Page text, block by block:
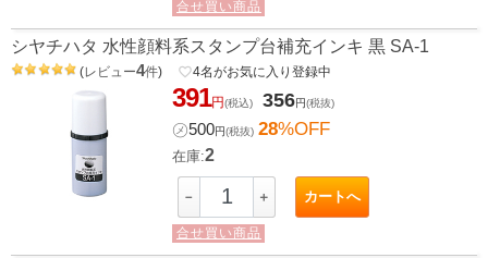
合せ買い商品
シヤチハタ 水性顔料系スタンプ台補充インキ 黒 SA-1
(レビュー4件) favorite_border4名がお気に入り登録中
391円(税込) 356円(税抜)
㋱500円(税抜) 28%OFF
在庫:2
－ ＋ カートへ
合せ買い商品